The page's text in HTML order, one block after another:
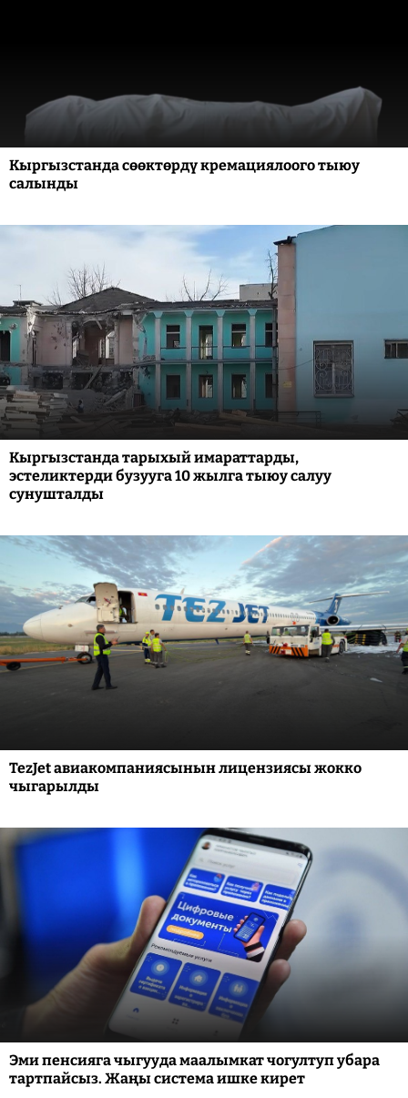
Кыргызстанда сөөктөрдү кремациялоого тыюу
салынды
Кыргызстанда тарыхый имараттарды,
эстеликтерди бузууга 10 жылга тыюу салуу
сунушталды
TezJet авиакомпаниясынын лицензиясы жокко
чыгарылды
Эми пенсияга чыгууда маалымкат чогултуп убара
тартпайсыз. Жаңы система ишке кирет